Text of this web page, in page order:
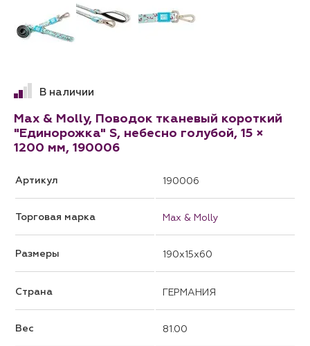
В наличии
Max & Molly, Поводок тканевый короткий
"Единорожка" S, небесно голубой, 15 ×
1200 мм, 190006
Артикул 190006
Торговая марка Max & Molly
Размеры 190x15x60
Страна ГЕРМАНИЯ
Вес 81.00